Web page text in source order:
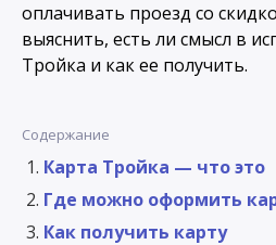
оплачивать проезд со
выяснить, есть ли смысл в
Тройка и как ее получить.
Содержание
Карта Тройка — что это
Где можно оформить
Как получить карту